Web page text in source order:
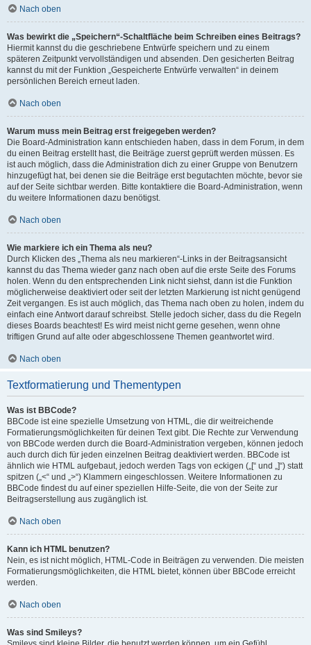
Nach oben
Was bewirkt die „Speichern“-Schaltfläche beim Schreiben eines Beitrags?
Hiermit kannst du die geschriebene Entwürfe speichern und zu einem
späteren Zeitpunkt vervollständigen und absenden. Den gesicherten Beitrag
kannst du mit der Funktion „Gespeicherte Entwürfe verwalten“ in deinem
persönlichen Bereich erneut laden.
Nach oben
Warum muss mein Beitrag erst freigegeben werden?
Die Board-Administration kann entschieden haben, dass in dem Forum, in dem
du einen Beitrag erstellt hast, die Beiträge zuerst geprüft werden müssen. Es
ist auch möglich, dass die Administration dich zu einer Gruppe von Benutzern
hinzugefügt hat, bei denen sie die Beiträge erst begutachten möchte, bevor sie
auf der Seite sichtbar werden. Bitte kontaktiere die Board-Administration, wenn
du weitere Informationen dazu benötigst.
Nach oben
Wie markiere ich ein Thema als neu?
Durch Klicken des „Thema als neu markieren“-Links in der Beitragsansicht
kannst du das Thema wieder ganz nach oben auf die erste Seite des Forums
holen. Wenn du den entsprechenden Link nicht siehst, dann ist die Funktion
möglicherweise deaktiviert oder seit der letzten Markierung ist nicht genügend
Zeit vergangen. Es ist auch möglich, das Thema nach oben zu holen, indem du
einfach eine Antwort darauf schreibst. Stelle jedoch sicher, dass du die Regeln
dieses Boards beachtest! Es wird meist nicht gerne gesehen, wenn ohne
triftigen Grund auf alte oder abgeschlossene Themen geantwortet wird.
Nach oben
Textformatierung und Thementypen
Was ist BBCode?
BBCode ist eine spezielle Umsetzung von HTML, die dir weitreichende
Formatierungsmöglichkeiten für deinen Text gibt. Die Rechte zur Verwendung
von BBCode werden durch die Board-Administration vergeben, können jedoch
auch durch dich für jeden einzelnen Beitrag deaktiviert werden. BBCode ist
ähnlich wie HTML aufgebaut, jedoch werden Tags von eckigen („[“ und „]“) statt
spitzen („<“ und „>“) Klammern eingeschlossen. Weitere Informationen zu
BBCode findest du auf einer speziellen Hilfe-Seite, die von der Seite zur
Beitragserstellung aus zugänglich ist.
Nach oben
Kann ich HTML benutzen?
Nein, es ist nicht möglich, HTML-Code in Beiträgen zu verwenden. Die meisten
Formatierungsmöglichkeiten, die HTML bietet, können über BBCode erreicht
werden.
Nach oben
Was sind Smileys?